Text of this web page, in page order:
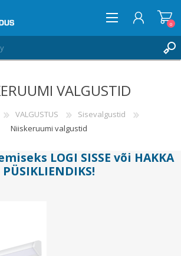
0
0
VALGUSTID
VALGUSTUS
Sisevalgustid
Niiskeruumi valgustid
LOGI SISSE või HAKKA
PÜSIKLIENDIKS!